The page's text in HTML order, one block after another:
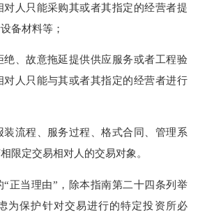
人只能采购其或者其指定的经营者提
备材料等；
、故意拖延提供供应服务或者工程验
人只能与其或者其指定的经营者进行
流程、服务过程、格式合同、管理系
限定交易相对人的交易对象。
当理由”，除本指南第二十四条列举
为保护针对交易进行的特定投资所必